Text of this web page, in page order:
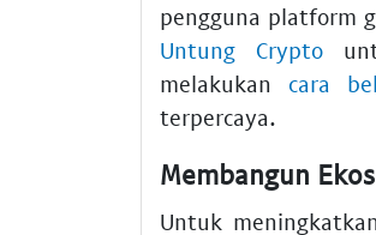
pengguna platform
Untung Crypto
melakukan cara
terpercaya.
Membangun
Untuk